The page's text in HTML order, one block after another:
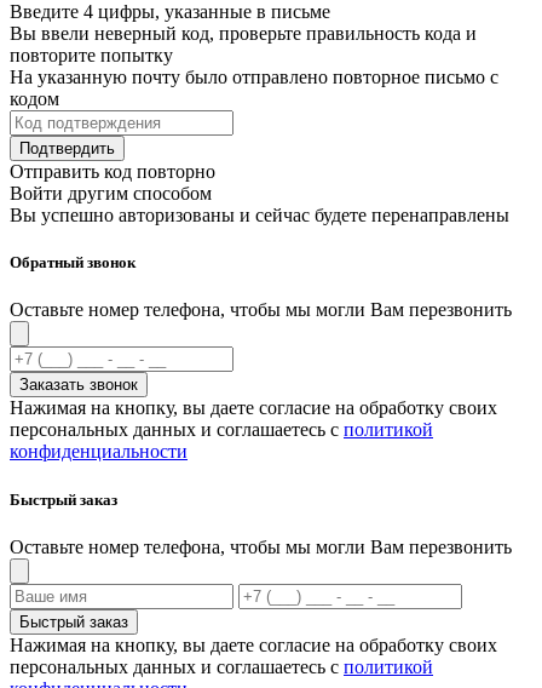
Введите 4 цифры, указанные в письме
Вы ввели неверный код, проверьте правильность кода и
повторите попытку
На указанную почту было отправлено повторное письмо с
кодом
Подтвердить
Отправить код повторно
Войти другим способом
Вы успешно авторизованы и сейчас будете перенаправлены
Обратный звонок
Оставьте номер телефона, чтобы мы могли Вам перезвонить
Заказать звонок
Нажимая на кнопку, вы даете согласие на обработку своих
персональных данных и соглашаетесь с политикой
конфиденциальности
Быстрый заказ
Оставьте номер телефона, чтобы мы могли Вам перезвонить
Быстрый заказ
Нажимая на кнопку, вы даете согласие на обработку своих
персональных данных и соглашаетесь с политикой